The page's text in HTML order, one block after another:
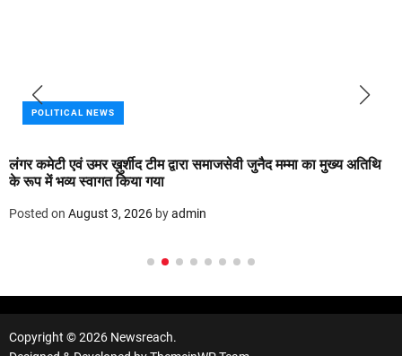
NEWS
एवं उमर ख़ुर्शीद टीम द्वारा समाजसेवी जुनैद मम्मा का मुख्य अतिथि
स्वागत किया गया
onAugust 3, 2026by admin
रास्ता
Copyright © 2026 Newsreach.